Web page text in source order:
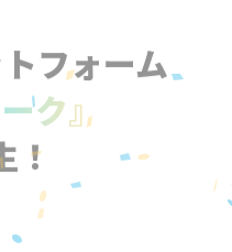
フォーム
ク』
！